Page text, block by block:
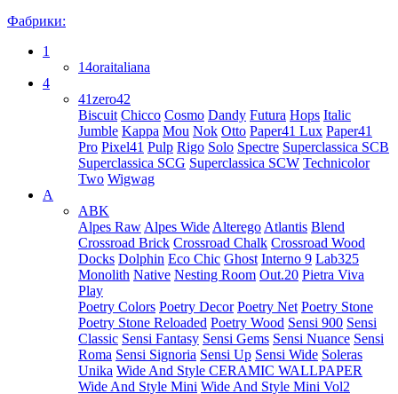
Фабрики:
1
14oraitaliana
4
41zero42
Biscuit Chicco Cosmo Dandy Futura Hops Italic
Jumble Kappa Mou Nok Otto Paper41 Lux Paper41
Pro Pixel41 Pulp Rigo Solo Spectre Superclassica SCB
Superclassica SCG Superclassica SCW Technicolor
Two Wigwag
A
ABK
Alpes Raw Alpes Wide Alterego Atlantis Blend
Crossroad Brick Crossroad Chalk Crossroad Wood
Docks Dolphin Eco Chic Ghost Interno 9 Lab325
Monolith Native Nesting Room Out.20 Pietra Viva
Play
Poetry Colors Poetry Decor Poetry Net Poetry Stone
Poetry Stone Reloaded Poetry Wood Sensi 900 Sensi
Classic Sensi Fantasy Sensi Gems Sensi Nuance Sensi
Roma Sensi Signoria Sensi Up Sensi Wide Soleras
Unika Wide And Style CERAMIC WALLPAPER
Wide And Style Mini Wide And Style Mini Vol2